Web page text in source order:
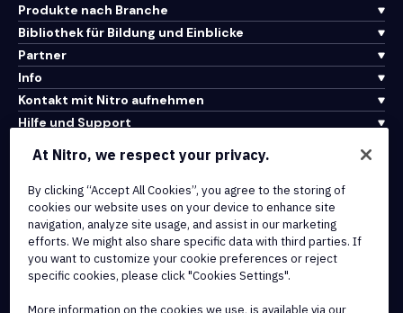
Produkte nach Branche
Bibliothek für Bildung und Einblicke
Partner
Info
Kontakt mit Nitro aufnehmen
Hilfe und Support
Nutzungsbedingungen
Cookie-Richtlinie
Copyright-Richtlinie
Alle Bedingungen und Richtlinien
At Nitro, we respect your privacy.
By clicking “Accept All Cookies”, you agree to the storing of
cookies our website uses on your device to enhance site
navigation, analyze site usage, and assist in our marketing
efforts. We might also share specific data with third parties. If
you want to customize your cookie preferences or reject
specific cookies, please click "Cookies Settings".
More information on the cookies we use, is available via our